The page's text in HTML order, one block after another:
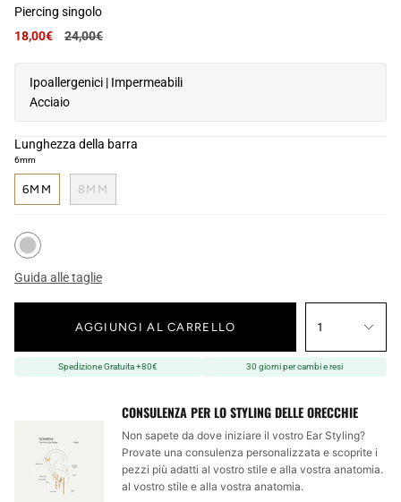
Piercing singolo
18,00€
Prezzo
24,00€
Ipoallergenici | Impermeabili
Acciaio
Lunghezza della barra
6mm
6MM 8MM
Guida alle taglie
1
AGGIUNGI AL CARRELLO
Spedizione Gratuita +80€ 30 giorni per cambi e resi
CONSULENZA PER LO STYLING DELLE ORECCHIE
Non sapete da dove iniziare il vostro Ear Styling?
Provate una consulenza personalizzata e scoprite i
pezzi più adatti al vostro stile e alla vostra anatomia.
al vostro stile e alla vostra anatomia.